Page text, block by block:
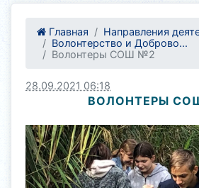
Главная
Направления
Волонтерство и Доброво...
Волонтеры СОШ №2
28.09.2021 06:18
ВОЛОНТЕРЫ